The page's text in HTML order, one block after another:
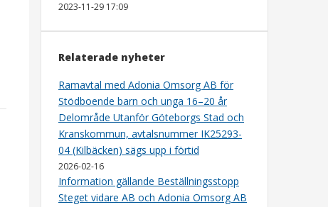
2023-11-29 17:09
Relaterade nyheter
Ramavtal med Adonia Omsorg AB för
Stödboende barn och unga 16–20 år
Delområde Utanför Göteborgs Stad och
Kranskommun, avtalsnummer IK25293-
04 (Kilbäcken) sägs upp i förtid
2026-02-16
Information gällande Beställningsstopp
Steget vidare AB och Adonia Omsorg AB